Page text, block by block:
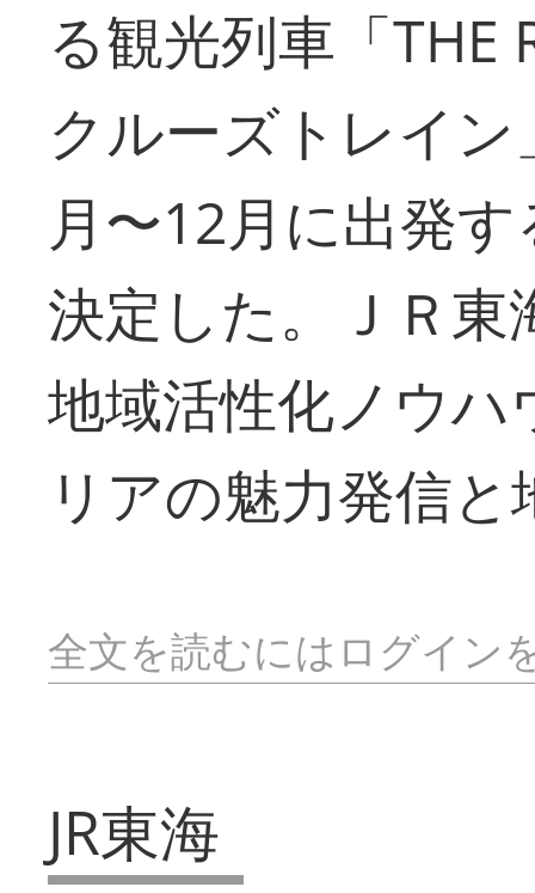
る観光列車「THE
クルーズトレイ
月〜12月に出発
決定した。ＪＲ
地域活性化ノウ
リアの魅力発信
全文を読むにはログイン
JR東海